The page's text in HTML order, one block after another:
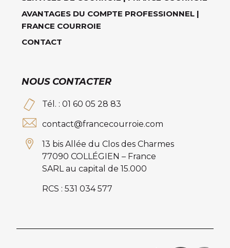
AVANTAGES DU COMPTE PROFESSIONNEL |
FRANCE COURROIE
CONTACT
NOUS CONTACTER
Tél. : 01 60 05 28 83
contact@francecourroie.com
13 bis Allée du Clos des Charmes
77090 COLLÉGIEN – France
SARL au capital de 15.000
RCS : 531 034 577